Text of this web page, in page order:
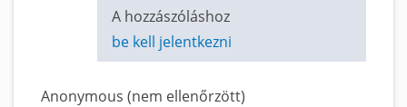
A hozzászóláshoz
be kell jelentkezni
Anonymous (nem ellenőrzött)